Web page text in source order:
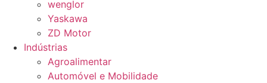
wenglor
Yaskawa
ZD Motor
Indústrias
Agroalimentar
Automóvel e Mobilidade